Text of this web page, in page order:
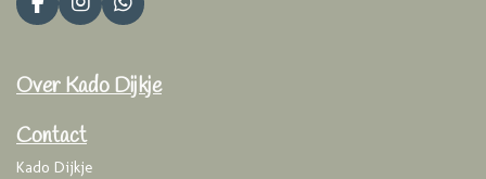
F
a
b
o
k
I
n
a
r
a
m
W
h
s
Over Kado Dijkje
Contact
Kado Dijkje